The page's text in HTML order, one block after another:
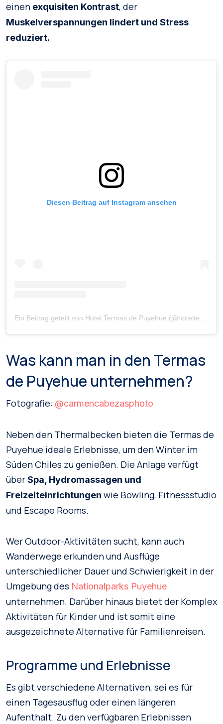
einen exquisiten Kontrast, der
Muskelverspannungen lindert und Stress
reduziert.
Diesen Beitrag auf Instagram ansehen
Ein Beitrag geteilt von Hotel Termas de Puyehue (@hoteltermaspuyehue)
Was kann man in den Termas
de Puyehue unternehmen?
Fotografie: @carmencabezasphoto
Neben den Thermalbecken bieten die Termas de
Puyehue ideale Erlebnisse, um den Winter im
Süden Chiles zu genießen. Die Anlage verfügt
überSpa, Hydromassagen und
Freizeiteinrichtungen wie Bowling, Fitnessstudio
und Escape Rooms.
Wer Outdoor-Aktivitäten sucht, kann auch
Wanderwege erkunden und Ausflüge
unterschiedlicher Dauer und Schwierigkeit in der
Umgebung des Nationalparks Puyehue
unternehmen. Darüber hinaus bietet der Komplex
Aktivitäten für Kinder und ist somit eine
ausgezeichnete Alternative für Familienreisen.
Programme und Erlebnisse
Es gibt verschiedene Alternativen, sei es für
einen Tagesausflug oder einen längeren
Aufenthalt. Zu den verfügbaren Erlebnissen